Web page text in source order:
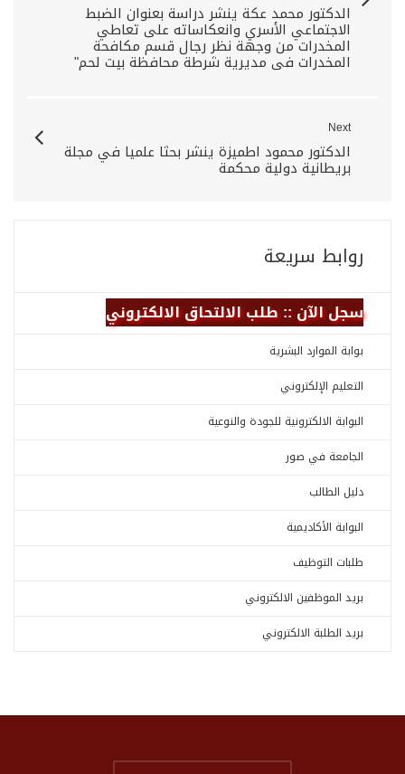
الدكتور محمد عكة ينشر دراسة بعنوان الضبط
الاجتماعي الأسري وانعكاساته على تعاطي
المخدرات من وجهة نظر رجال قسم مكافحة
المخدرات في مديرية شرطة محافظة بيت لحم"
Next
الدكتور محمود اطميزة ينشر بحثا علميا في مجلة
بريطانية دولية محكمة
روابط سريعة
سجل الآن :: طلب الالتحاق الالكتروني
بوابة الموارد البشرية
التعليم الإلكتروني
البوابة الالكترونية للجودة والنوعية
الجامعة في صور
دليل الطالب
البوابة الأكاديمية
طلبات التوظيف
بريد الموظفين الالكتروني
بريد الطلبة الالكتروني